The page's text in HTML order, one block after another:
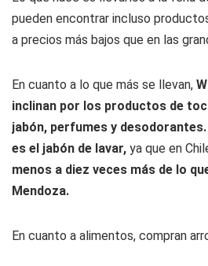
pueden encontrar incluso
a precios más bajos que en las
En cuanto a lo que más se llevan,
inclinan por los productos de
jabón, perfumes y
es el jabón de lavar, ya que en
menos a diez veces más de lo
Mendoza.
En cuanto a alimentos, compran